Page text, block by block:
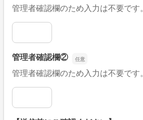
管理者確認欄のため入力は不要です。
管理者確認欄①
管理者確認欄②
管理者確認欄のため入力は不要です。
管理者確認欄②